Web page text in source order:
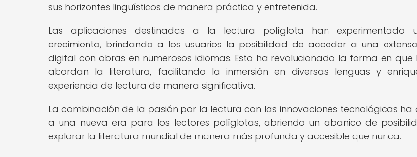
sus horizontes lingüísticos de manera práctica y entretenida.
Las aplicaciones destinadas a la lectura políglota han experimentado
crecimiento, brindando a los usuarios la posibilidad de acceder a una
digital con obras en numerosos idiomas. Esto ha revolucionado la forma en que
abordan la literatura, facilitando la inmersión en diversas lenguas y
experiencia de lectura de manera significativa.
La combinación de la pasión por la lectura con las innovaciones tecnológicas
a una nueva era para los lectores políglotas, abriendo un abanico de
explorar la literatura mundial de manera más profunda y accesible que nunca.